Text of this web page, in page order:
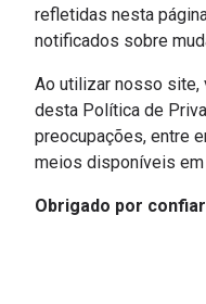
refletidas nesta
notificados sobre
Ao utilizar nosso site,
desta Política de
preocupações, entre
meios disponíveis
Obrigado por